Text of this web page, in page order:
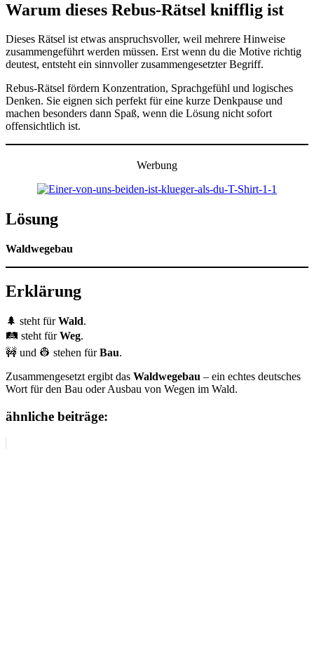
Warum dieses Rebus-Rätsel knifflig ist
Dieses Rätsel ist etwas anspruchsvoller, weil mehrere Hinweise
zusammengeführt werden müssen. Erst wenn du die Motive richtig
deutest, entsteht ein sinnvoller zusammengesetzter Begriff.
Rebus-Rätsel fördern Konzentration, Sprachgefühl und logisches
Denken. Sie eignen sich perfekt für eine kurze Denkpause und
machen besonders dann Spaß, wenn die Lösung nicht sofort
offensichtlich ist.
Werbung
Lösung
Waldwegebau
Erklärung
🌲 steht fürWald.
🛤️ steht fürWeg.
🚧 und 👷 stehen fürBau.
Zusammengesetzt ergibt das Waldwegebau – ein echtes deutsches
Wort für den Bau oder Ausbau von Wegen im Wald.
ähnliche beiträge: